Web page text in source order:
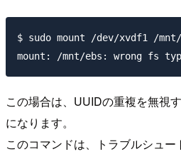
$ sudo mount /dev/xvdf1 /mnt/
この場合は、UUIDの重複を無視
になります。
このコマンドは、トラブルシュ